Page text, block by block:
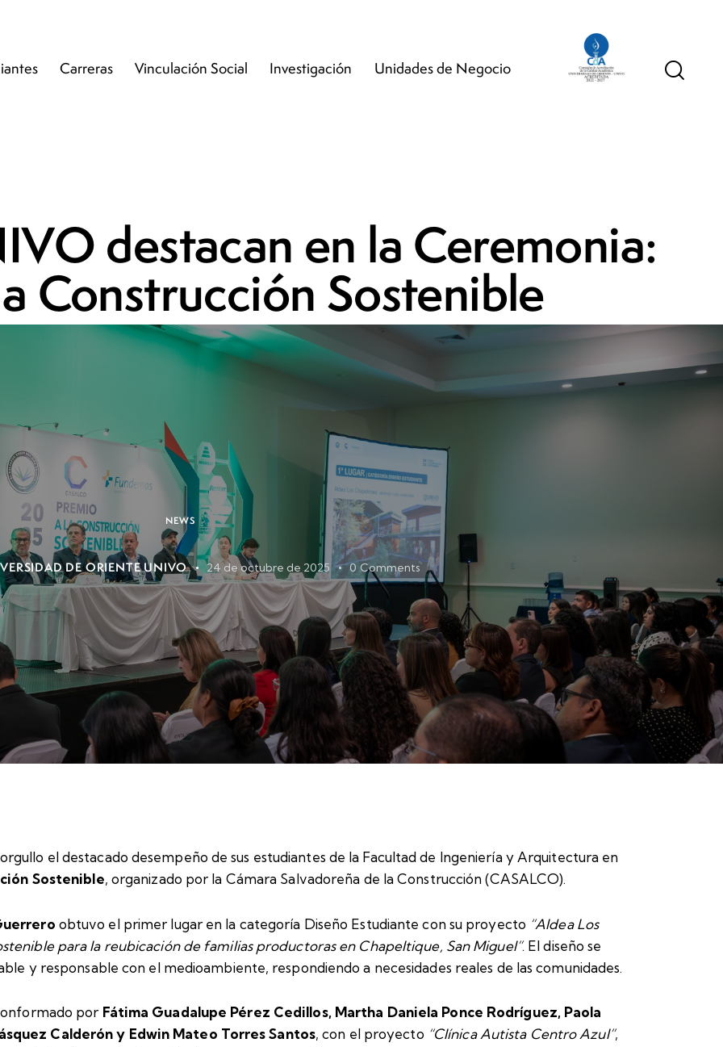
Carreras Vinculación Social Investigación Unidades de Negocio
destacan en la Ceremonia:
Construcción Sostenible
NEWS
DE ORIENTE UNIVO 24 de octubre de 2025 0 Comments
el destacado desempeño de sus estudiantes de la Facultad de Ingeniería y Arquitectura en
Sostenible, organizado por la Cámara Salvadoreña de la Construcción (CASALCO).
obtuvo el primer lugar en la categoría Diseño Estudiante con su proyecto “Aldea Los
para la reubicación de familias productoras en Chapeltique, San Miguel”. El diseño se
y responsable con el medioambiente, respondiendo a necesidades reales de las comunidades.
por Fátima Guadalupe Pérez Cedillos, Martha Daniela Ponce Rodríguez, Paola
Calderón y Edwin Mateo Torres Santos, con el proyecto “Clínica Autista Centro Azul”,